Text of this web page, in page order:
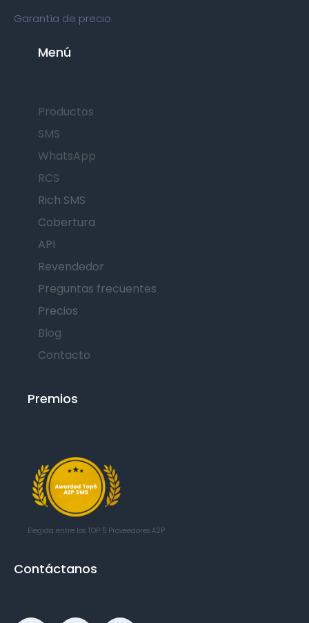
Garantía de precio
Menú
Productos
SMS
WhatsApp
RCS
Rich SMS
Cobertura
API
Revendedor
Preguntas frecuentes
Precios
Blog
Contacto
Premios
Elegida entre los TOP 5 Proveedores A2P
Contáctanos